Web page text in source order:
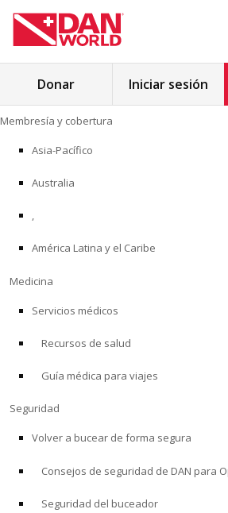
al
contenido
Tienda
Alert Diver
MEMBRESÍA Y COBERTURA
SEGURIDAD
INVESTIGACIÓN
PROGRAMAS PROFESIONALES
Donar Iniciar sesión
Membresía y cobertura
Asia-Pacífico
Australia
,
América Latina y el Caribe
Medicina
Servicios médicos
Recursos de salud
Guía médica para viajes
Seguridad
Volver a bucear de forma segura
Consejos de seguridad de DAN para
Seguridad del buceador